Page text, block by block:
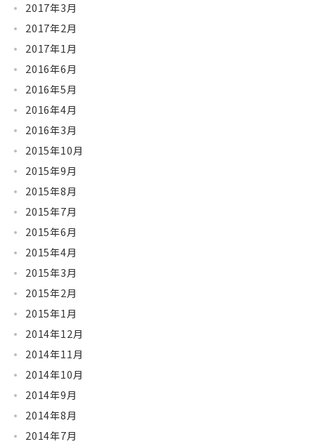
2017年3月
2017年2月
2017年1月
2016年6月
2016年5月
2016年4月
2016年3月
2015年10月
2015年9月
2015年8月
2015年7月
2015年6月
2015年4月
2015年3月
2015年2月
2015年1月
2014年12月
2014年11月
2014年10月
2014年9月
2014年8月
2014年7月